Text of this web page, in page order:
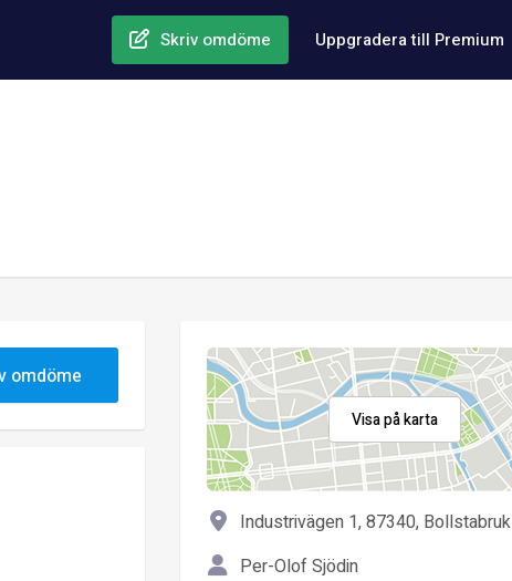
Skriv omdöme Uppgradera till Premium
omdöme
Visa på karta
Industrivägen 1, 87340, Bollstabruk
Per-Olof Sjödin